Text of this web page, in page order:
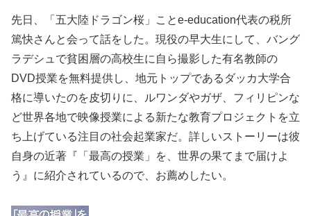
先日、「五大陸ドラゴン桜」ことe-education代表の税所
篤快さんと会って話をした。現役の早大生にして、バング
ラデシュで貧困層の高校生に自ら撮影した有名教師の
DVD授業を無料提供し、地元トップであるダッカ大学合
格に導いたのを皮切りに、ルワンダやガザ、フィリピンな
ど世界各地で映像授業による新たな教育プロジェクトを立
ち上げている注目の社会起業家だ。詳しいストーリーは彼
自身の近著『「最高の授業」を、世界の果てまで届けよ
う』に紹介されているので、お薦めしたい。